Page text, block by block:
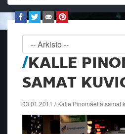
KALLE
SAMAT
03.01.2011 / Kalle Pinomäellä samat